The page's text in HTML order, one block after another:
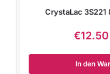
CrystaLac 3S221
€12.50
In den